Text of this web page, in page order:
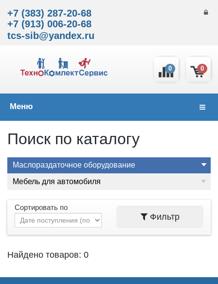
+7 (383) 287-20-68
+7 (913) 006-20-68
tcs-sib@yandex.ru
0
0
Меню
Поиск по каталогу
Маслораздаточное оборудование
Мебель для автомобиля
Сортировать по
Фильтр
Найдено товаров: 0